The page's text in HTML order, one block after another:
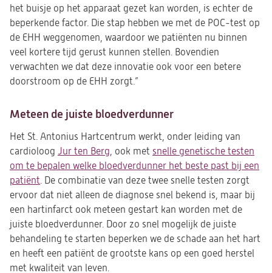
het buisje op het apparaat gezet kan worden, is echter de
beperkende factor. Die stap hebben we met de POC-test op
de EHH weggenomen, waardoor we patiënten nu binnen
veel kortere tijd gerust kunnen stellen. Bovendien
verwachten we dat deze innovatie ook voor een betere
doorstroom op de EHH zorgt.”
Meteen de juiste bloedverdunner
Het St. Antonius Hartcentrum werkt, onder leiding van
cardioloog Jur ten Berg, ook met snelle genetische testen
om te bepalen welke bloedverdunner het beste past bij een
patiënt. De combinatie van deze twee snelle testen zorgt
ervoor dat niet alleen de diagnose snel bekend is, maar bij
een hartinfarct ook meteen gestart kan worden met de
juiste bloedverdunner. Door zo snel mogelijk de juiste
behandeling te starten beperken we de schade aan het hart
en heeft een patiënt de grootste kans op een goed herstel
met kwaliteit van leven.